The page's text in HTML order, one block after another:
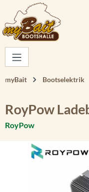
Zum Hauptinhalt springen
myBait Bootselektrik
RoyPow
RoyPow
Bildergalerie